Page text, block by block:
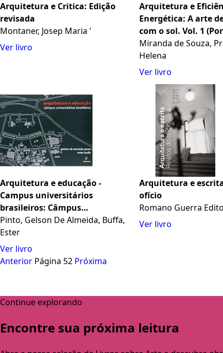
Arquitetura e Critica: Edição
revisada
Montaner, Josep Maria '
Ver livro
Arquitetura e
Energética: A arte
com o sol. Vol. 1
Edition)
Miranda de Souza,
Helena
Ver livro
Arquitetura e educação -
Campus universitários
brasileiros: Câmpus
Universitários Brasileiros
Pinto, Gelson De Almeida, Buffa,
Ester
Ver livro
Arquitetura e
ofício
Romano Guerra
Ver livro
Anterior Página 52 Próxima
Continue explorando
Encontre sua próxima leitura